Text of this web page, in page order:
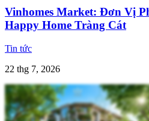
Vinhomes Market: Đơn Vị
Happy Home Tràng Cát
Tin tức
22 thg 7, 2026